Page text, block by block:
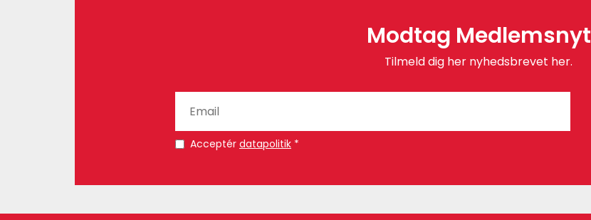
Modtag Medlemsnyt
Tilmeld dig her nyhedsbrevet her.
Acceptér datapolitik *